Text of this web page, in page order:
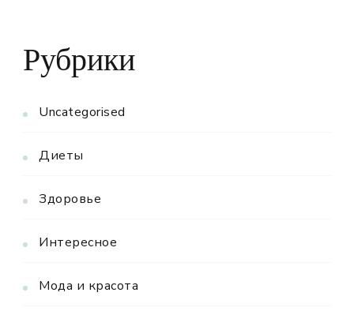
Рубрики
Uncategorised
Диеты
Здоровье
Интересное
Мода и красота